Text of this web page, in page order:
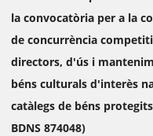
la convocatòria per a la
de concurrència
directors, d'ús i
béns culturals d'interès
catàlegs de béns
BDNS 874048)